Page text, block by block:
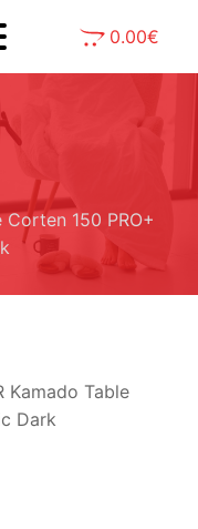
0.00€
Corten 150 PRO+
Kamado Table
Dark